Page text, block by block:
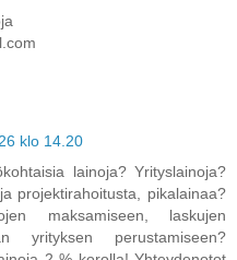
klo 14.20
​​lainoja? Yrityslainoja?
projektirahoitusta, pikalainaa?
maksamiseen, laskujen
yrityksen perustamiseen?